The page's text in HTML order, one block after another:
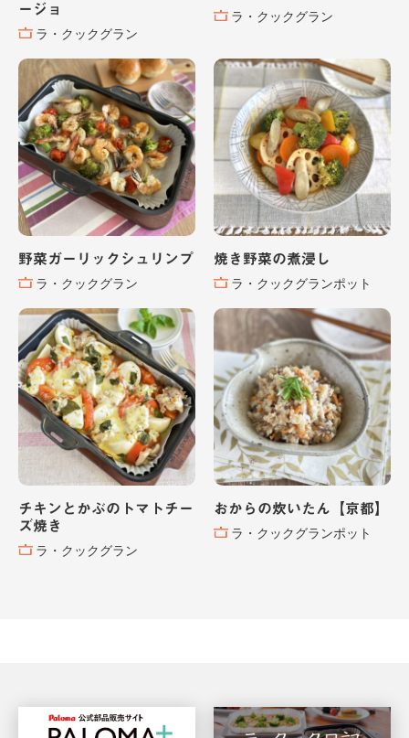
ージョ
ラ・クックグラン
ラ・クックグラン
野菜ガーリックシュリンプ
ラ・クックグラン
焼き野菜の煮浸し
ラ・クックグランポット
チキンとかぶのトマトチー
ズ焼き
ラ・クックグラン
おからの炊いたん【京都】
ラ・クックグランポット